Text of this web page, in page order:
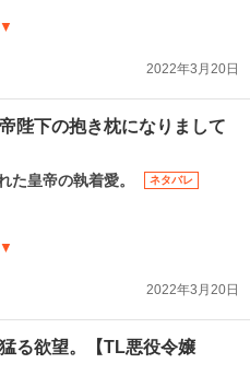
2022年3月20日
陛下の抱き枕になりまして
た皇帝の執着愛。
ネタバレ
2022年3月20日
る欲望。【TL悪役令嬢